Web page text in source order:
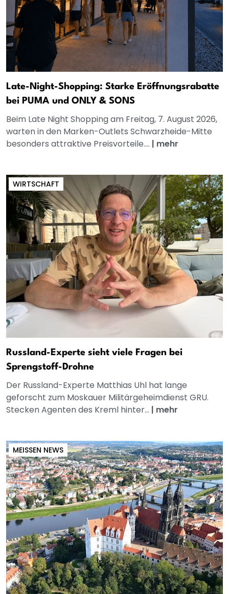
Late-Night-Shopping: Starke Eröffnungsrabatte
bei PUMA und ONLY & SONS
Beim Late Night Shopping am Freitag, 7. August 2026,
warten in den Marken-Outlets Schwarzheide-Mitte
besonders attraktive Preisvorteile.... | mehr
WIRTSCHAFT
Russland-Experte sieht viele Fragen bei
Sprengstoff-Drohne
Der Russland-Experte Matthias Uhl hat lange
geforscht zum Moskauer Militärgeheimdienst GRU.
Stecken Agenten des Kreml hinter... | mehr
MEISSEN NEWS